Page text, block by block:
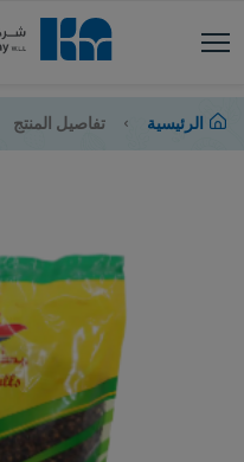
الرئيسية تفاصيل المنتج